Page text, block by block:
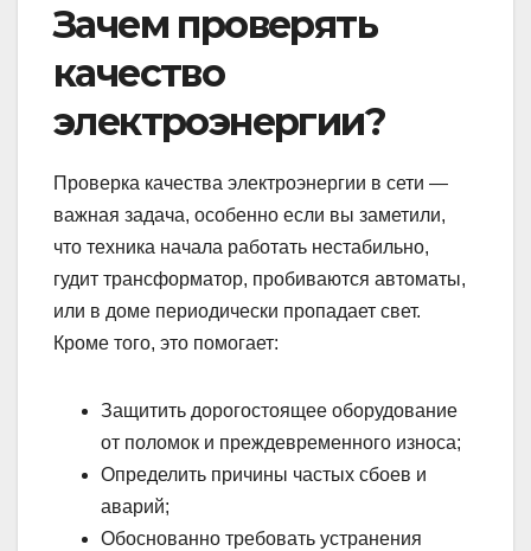
Зачем проверять
качество
электроэнергии?
Проверка качества электроэнергии в сети —
важная задача, особенно если вы заметили,
что техника начала работать нестабильно,
гудит трансформатор, пробиваются автоматы,
или в доме периодически пропадает свет.
Кроме того, это помогает:
Защитить дорогостоящее оборудование
от поломок и преждевременного износа;
Определить причины частых сбоев и
аварий;
Обоснованно требовать устранения